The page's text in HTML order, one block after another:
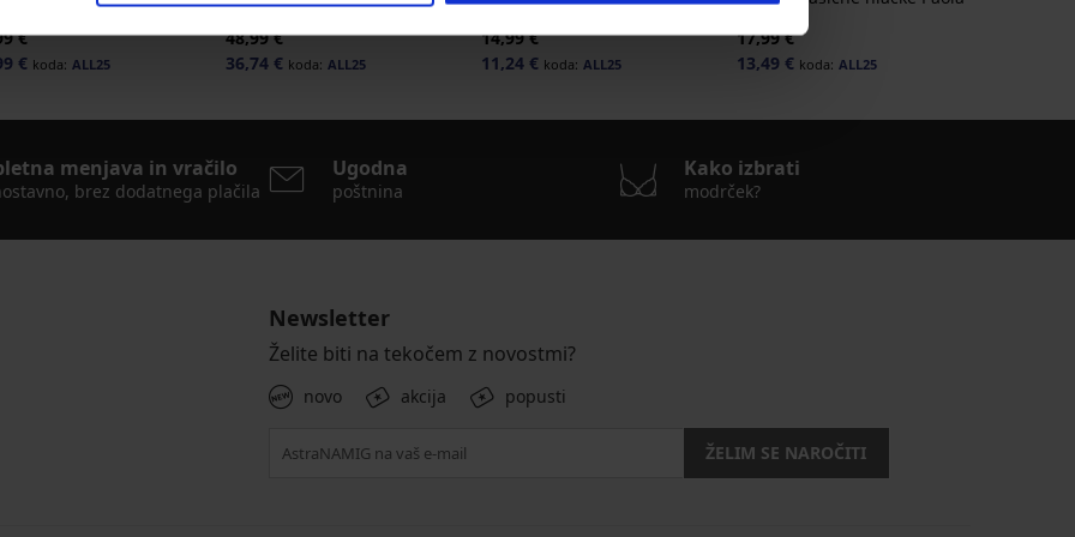
€
€ koda: ALL25
48,99 €
36,74 € koda: ALL25
14,99 €
11,24 € koda: ALL25
17,99 €
13,49 € koda: ALL25
menjava in vračilo
brez dodatnega plačila
Ugodna
poštnina
Kako izbrati
modrček?
Newsletter
Želite biti na tekočem z novostmi?
novo akcija popusti
ŽELIM SE NAROČITI